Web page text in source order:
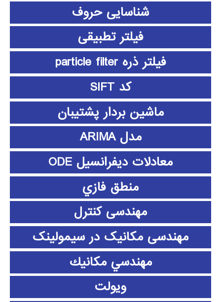
شناسایی حروف
فیلتر تطبیقی
فیلتر ذره particle filter
کد SIFT
ماشین بردار پشتیبان
مدل ARIMA
معادلات دیفرانسیل ODE
منطق فازي
مهندسی کنترل
مهندسی مکانیک در سیمولینک
مهندسي مكانيك
ویولت